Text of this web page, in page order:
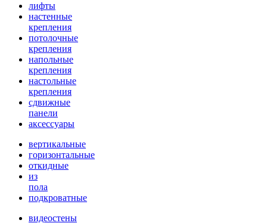
лифты
настенные
крепления
потолочные
крепления
напольные
крепления
настольные
крепления
сдвижные
панели
аксессуары
вертикальные
горизонтальные
откидные
из
пола
подкроватные
видеостены